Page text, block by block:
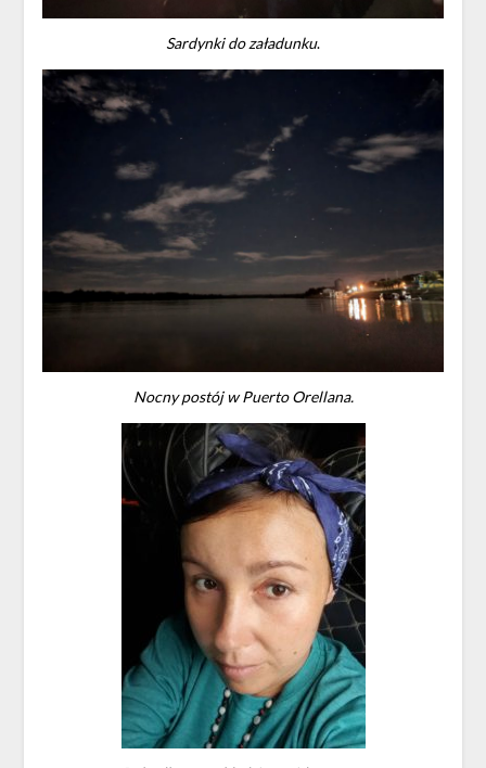
Sardynki do załadunku.
Nocny postój w Puerto Orellana.